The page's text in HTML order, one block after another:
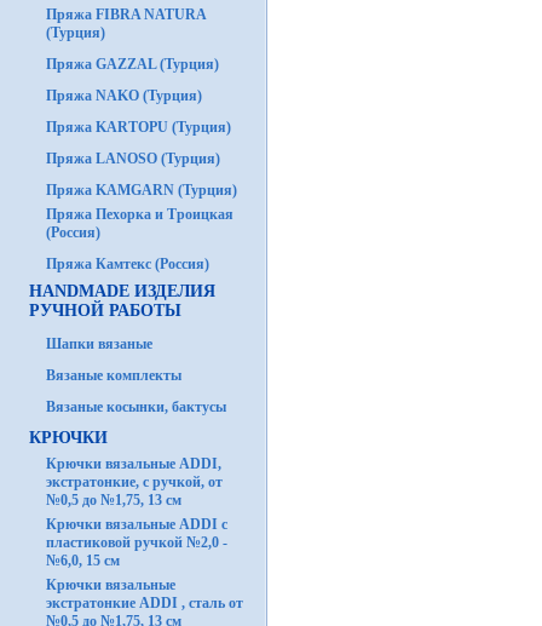
Пряжа FIBRA NATURA
(Турция)
Пряжа GAZZAL (Турция)
Пряжа NAKO (Турция)
Пряжа KARTOPU (Турция)
Пряжа LANOSO (Турция)
Пряжа KAMGARN (Турция)
Пряжа Пехорка и Троицкая
(Россия)
Пряжа Камтекс (Россия)
HANDMADE ИЗДЕЛИЯ
РУЧНОЙ РАБОТЫ
Шапки вязаные
Вязаные комплекты
Вязаные косынки, бактусы
КРЮЧКИ
Крючки вязальные ADDI,
экстратонкие, с ручкой, от
№0,5 до №1,75, 13 см
Крючки вязальные ADDI с
пластиковой ручкой №2,0 -
№6,0, 15 см
Крючки вязальные
экстратонкие ADDI , сталь от
№0,5 до №1,75, 13 см